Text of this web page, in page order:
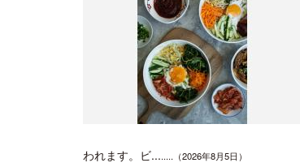
われます。ビ........（2026年8月5日）